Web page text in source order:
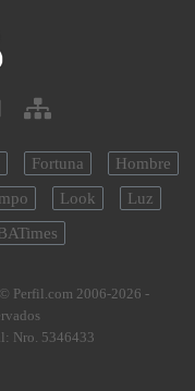
Fortuna
Hombre
Look
Luz
Perfil.com 2006-2026 -
Nro. 5346433